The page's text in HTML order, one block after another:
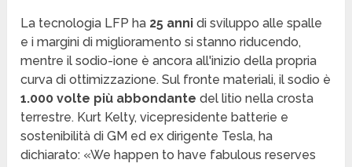
La tecnologia LFP ha 25 anni di sviluppo alle spalle
e i margini di miglioramento si stanno riducendo,
mentre il sodio-ione è ancora all'inizio della propria
curva di ottimizzazione. Sul fronte materiali, il sodio è
1.000 volte più abbondante del litio nella crosta
terrestre. Kurt Kelty, vicepresidente batterie e
sostenibilità di GM ed ex dirigente Tesla, ha
dichiarato: «We happen to have fabulous reserves